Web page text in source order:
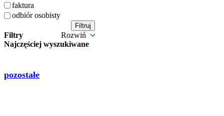
faktura
odbiór osobisty
Filtry
Rozwiń
Najczęściej wyszukiwane
pozostałe